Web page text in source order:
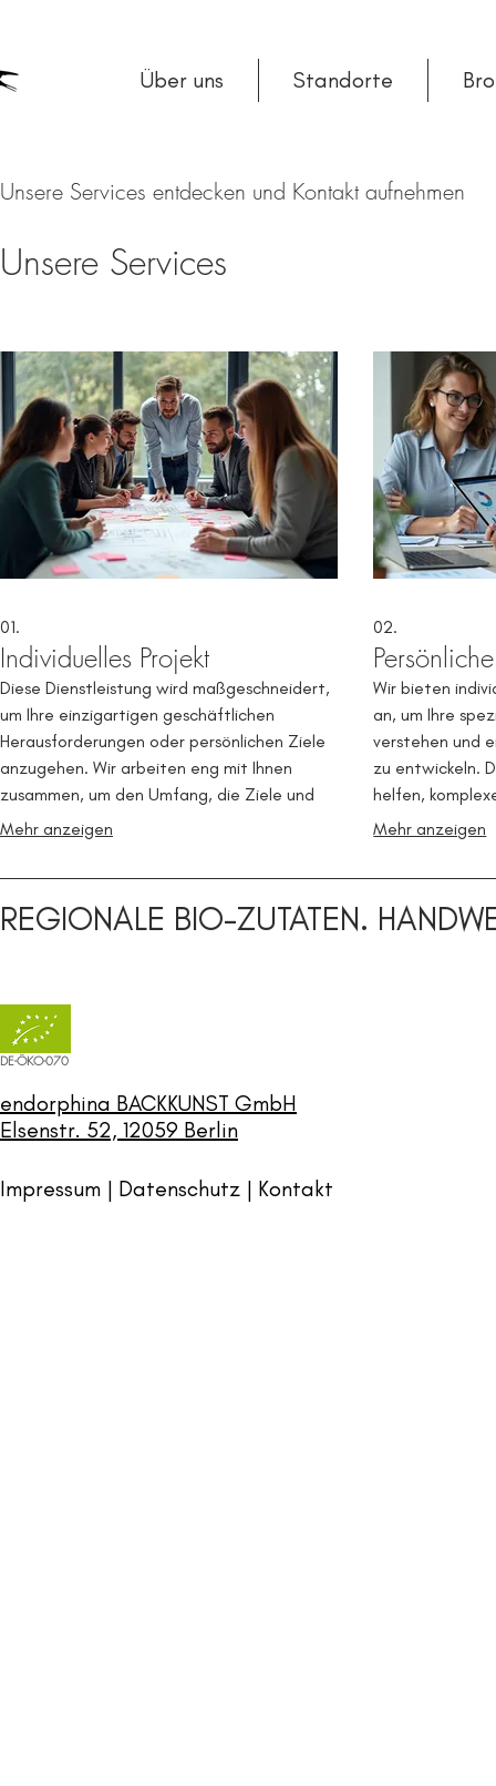
Über uns Standorte
Unsere Services entdecken und Kontakt aufnehmen
Unsere Services
01.
Individuelles Projekt
Diese Dienstleistung wird maßgeschneidert,
um Ihre einzigartigen geschäftlichen
Herausforderungen oder persönlichen Ziele
anzugehen. Wir arbeiten eng mit Ihnen
zusammen, um den Umfang, die Ziele und
das Ergebnis eines Projekts zu definieren,
Unser Team begleitet Sie durch
Konzeptualisierung und Ausführung, um
einen erfolgreichen Abschluss zu
Mehr anzeigen
02.
Wir bieten
an, um Ihre
verstehen und
zu entwickeln.
helfen,
oder
Beratung und
Weg nach vorn.
Mehr anzeigen
REGIONALE BIO-ZUTATEN.
DE-ÖKO-070
endorphina BACKKUNST GmbH
Elsenstr. 52, 12059 Berlin
Impressum | Datenschutz | Kontakt